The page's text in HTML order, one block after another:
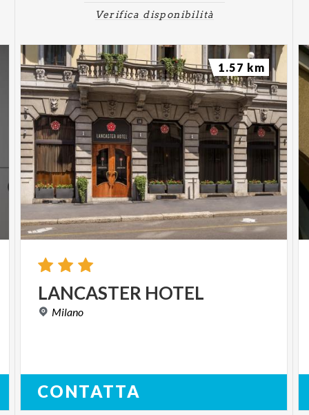
Verifica disponibilità
LANCASTER HOTEL
Milano
CONTATTA
1.57 km